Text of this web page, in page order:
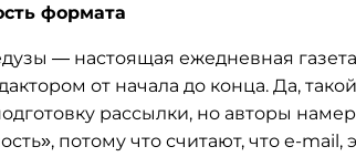
формата
— настоящая ежедневная
от начала до конца. Да,
рассылки, но авторы
потому что считают, что e-mail ,